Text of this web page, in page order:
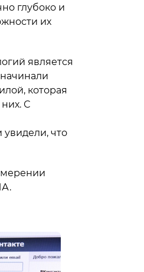
глубоко и
их
является
которая
С
что